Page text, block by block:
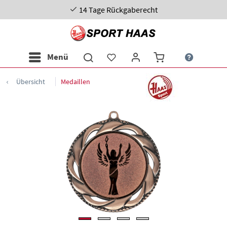
14 Tage Rückgaberecht
Menü
Übersicht Medaillen